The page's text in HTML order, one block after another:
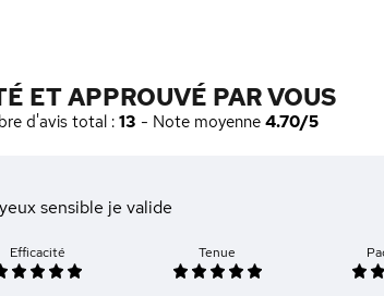
ET APPROUVÉ PAR VOUS
d'avis total : 13 - Note moyenne 4.70/5
sensible je valide
Efficacité Tenue